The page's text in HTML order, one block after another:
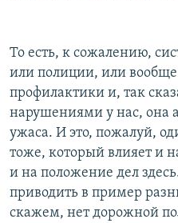
То есть, к сожалению,
или полиции, или
профилактики и, так
нарушениями у нас, она
ужаса. И это, пожалуй,
тоже, который влияет и
и на положение дел
приводить в пример
скажем, нет дорожной